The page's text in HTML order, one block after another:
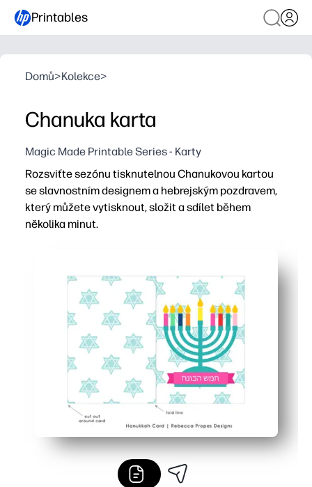
Printables
Domů>Kolekce>
Chanuka karta
Magic Made Printable Series - Karty
Rozsviťte sezónu tisknutelnou Chanukovou kartou
se slavnostním designem a hebrejským pozdravem,
který můžete vytisknout, složit a sdílet během
několika minut.
Smysluplné a osobní - přidejte svou vlastní zprávu a
Aktivita vhodná pro děti - rychlý a nenáročný způsob,
Všestranné sdílení - ideální pro poštovní zásilky,